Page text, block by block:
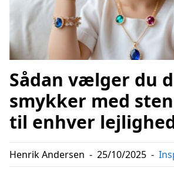
Sådan vælger du
smykker med
til enhver
Henrik Andersen - 25/10/2025 -